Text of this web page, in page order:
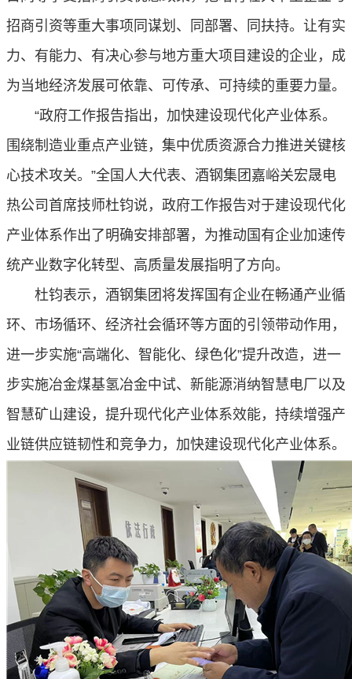
招商引资等重大事项同谋划、同部署、同扶持。让有实
力、有能力、有决心参与地方重大项目建设的企业，成
为当地经济发展可依靠、可传承、可持续的重要力量。
“政府工作报告指出，加快建设现代化产业体系。
围绕制造业重点产业链，集中优质资源合力推进关键核
心技术攻关。”全国人大代表、酒钢集团嘉峪关宏晟电
热公司首席技师杜钧说，政府工作报告对于建设现代化
产业体系作出了明确安排部署，为推动国有企业加速传
统产业数字化转型、高质量发展指明了方向。
杜钧表示，酒钢集团将发挥国有企业在畅通产业循
环、市场循环、经济社会循环等方面的引领带动作用，
进一步实施“高端化、智能化、绿色化”提升改造，进一
步实施冶金煤基氢冶金中试、新能源消纳智慧电厂以及
智慧矿山建设，提升现代化产业体系效能，持续增强产
业链供应链韧性和竞争力，加快建设现代化产业体系。